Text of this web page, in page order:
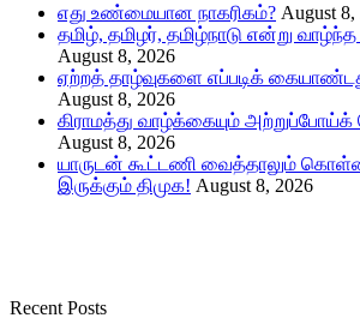
எது உண்மையான நாகரிகம்? August 8,
தமிழ், தமிழர், தமிழ்நாடு என்று
August 8, 2026
ஏற்றத் தாழ்வுகளை எப்படிக்
August 8, 2026
கிராமத்து வாழ்க்கையும் அற்றுப்போய்க்
August 8, 2026
யாருடன் கூட்டணி வைத்தாலும்
இருக்கும் திமுக! August 8, 2026
Recent Posts